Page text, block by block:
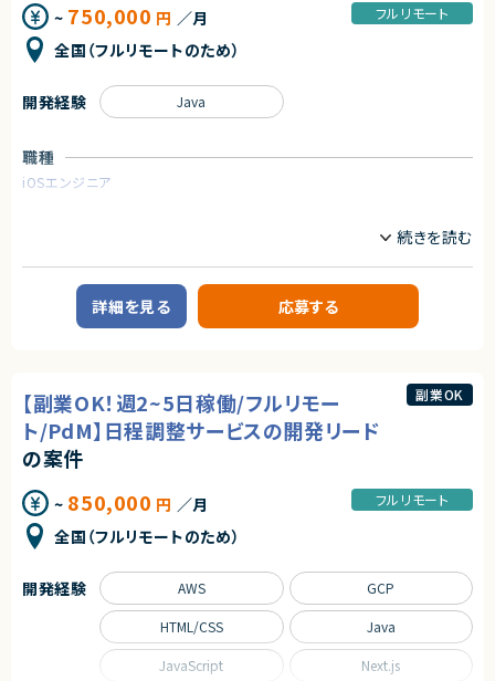
株式会社LASSIC
エージェントから
★ 要件定義から設計・導入まで一貫して関われ、MES領域の専門性をさら
に高められます
★ 基幹システム連携やデータ連携の経験を積みたい方に最適です
・顧客向けデータ分析・コンサルティング業務
・生成AIを活用した社内業務効率化の企画・実装
・顧客のサービス利用状況を把握する仕組みの自動化
・課題発見から、データ分析、モデル設計、実装・導入までの一連の業務
それぞれの専門分野を持ちながら、課題解決型の開発に主体的に取り組ん
でいただきます。
求めるスキル
【必須スキル・経験】
・金融分野、AI、データサイエンスへの興味・関心
【歓迎スキル・経験】
・Python / R / Java / PHP 等での開発経験
・クラウドサービスの設計・構築・運用経験
・データベース設計・運用経験
・会計処理に関する知識
・英語でのコミュニケーションスキル
・技術を使って社会を良くしたい方
・データで世の中の現象を解明したい方
・グローバル展開に挑戦したい方
・社会貢献性の高いプロダクト開発に関わりたい方
・新しい技術・分野への探究心がある方
・セルフマネジメントができる方
・顧客のリアルな声を大切にしたい方
~ 750,000 円 ／月
全国（フルリモートのため）
フルリモート
職種
iOSエンジニア
原価管理システムの構築プロジェクトに入り、プロジェクトを牽引いただけ
る方を探しています。
■業務内容
mcframeを中心に受託開発していらっしゃる企業様です。
現在参画中のメンバーが急遽欠員が発生したため、リプレイスでの募集とな
求めるスキル
【必須スキル】
・原価管理のシステムにおける、設計・開発経験
【尚可スキル】
・mcframeにおける、原価管理についてのご経験
・顧客対応の経験、リーダー経験
開発経験 Java
業務委託(準委任契約)
株式会社LASSIC
詳細を見る 応募する
【副業OK！週2~5日稼働/フルリモー
ト/PdM】日程調整サービスの開発リード
の案件
~ 850,000 円 ／月
全国（フルリモートのため）
フルリモート
副業OK
開発経験 AWS GCP
HTML/CSS Java
JavaScript Next.js